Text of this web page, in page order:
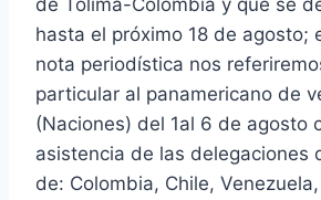
de Tolima-Colombia y que se
hasta el próximo 18 de agosto;
nota periodística nos
particular al panamericano de
(Naciones) del 1al 6 de agosto
asistencia de las delegaciones
de: Colombia, Chile,